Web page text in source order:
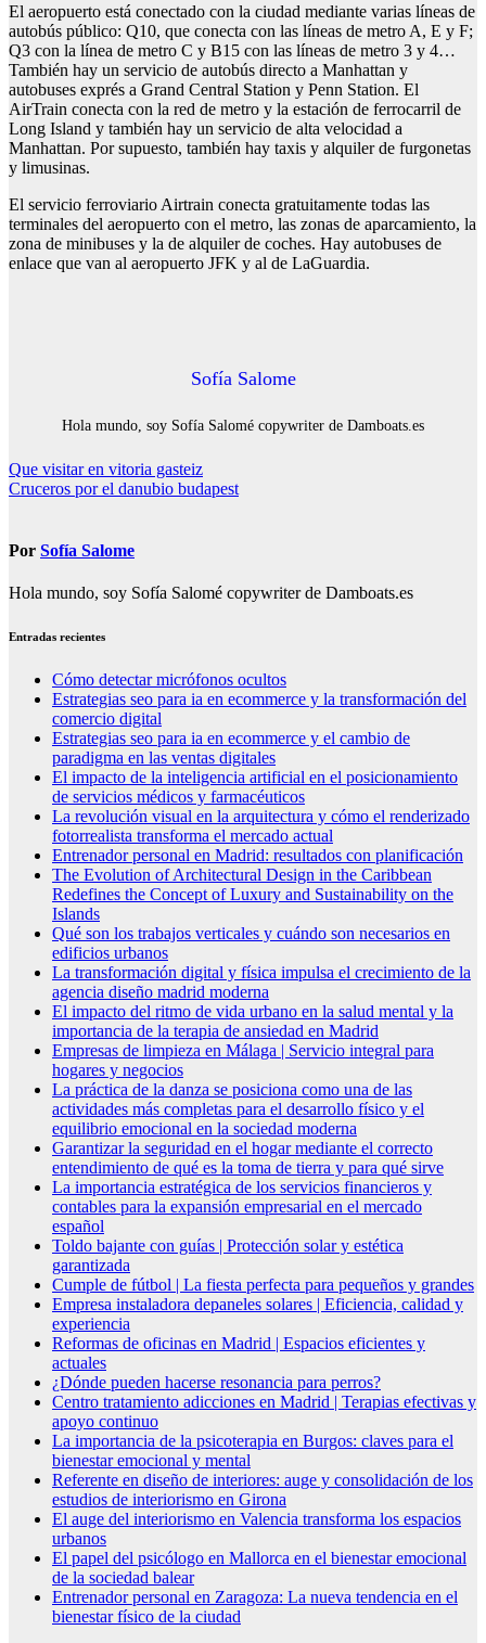
El aeropuerto está conectado con la ciudad mediante varias líneas de
autobús público: Q10, que conecta con las líneas de metro A, E y F;
Q3 con la línea de metro C y B15 con las líneas de metro 3 y 4…
También hay un servicio de autobús directo a Manhattan y
autobuses exprés a Grand Central Station y Penn Station. El
AirTrain conecta con la red de metro y la estación de ferrocarril de
Long Island y también hay un servicio de alta velocidad a
Manhattan. Por supuesto, también hay taxis y alquiler de furgonetas
y limusinas.
El servicio ferroviario Airtrain conecta gratuitamente todas las
terminales del aeropuerto con el metro, las zonas de aparcamiento, la
zona de minibuses y la de alquiler de coches. Hay autobuses de
enlace que van al aeropuerto JFK y al de LaGuardia.
Sofía Salome
Hola mundo, soy Sofía Salomé copywriter de Damboats.es
Navegación
de
Que visitar en vitoria gasteiz
Cruceros por el danubio budapest
Por Sofía Salome
Hola mundo, soy Sofía Salomé copywriter de Damboats.es
Entradas recientes
Cómo detectar micrófonos ocultos
Estrategias seo para ia en ecommerce y la transformación del
comercio digital
Estrategias seo para ia en ecommerce y el cambio de
paradigma en las ventas digitales
El impacto de la inteligencia artificial en el posicionamiento
de servicios médicos y farmacéuticos
La revolución visual en la arquitectura y cómo el renderizado
fotorrealista transforma el mercado actual
Entrenador personal en Madrid: resultados con planificación
The Evolution of Architectural Design in the Caribbean
Redefines the Concept of Luxury and Sustainability on the
Islands
Qué son los trabajos verticales y cuándo son necesarios en
edificios urbanos
La transformación digital y física impulsa el crecimiento de la
agencia diseño madrid moderna
El impacto del ritmo de vida urbano en la salud mental y la
importancia de la terapia de ansiedad en Madrid
Empresas de limpieza en Málaga | Servicio integral para
hogares y negocios
La práctica de la danza se posiciona como una de las
actividades más completas para el desarrollo físico y el
equilibrio emocional en la sociedad moderna
Garantizar la seguridad en el hogar mediante el correcto
entendimiento de qué es la toma de tierra y para qué sirve
La importancia estratégica de los servicios financieros y
contables para la expansión empresarial en el mercado
español
Toldo bajante con guías | Protección solar y estética
garantizada
Cumple de fútbol | La fiesta perfecta para pequeños y grandes
Empresa instaladora depaneles solares | Eficiencia, calidad y
experiencia
Reformas de oficinas en Madrid | Espacios eficientes y
actuales
¿Dónde pueden hacerse resonancia para perros?
Centro tratamiento adicciones en Madrid | Terapias efectivas y
apoyo continuo
La importancia de la psicoterapia en Burgos: claves para el
bienestar emocional y mental
Referente en diseño de interiores: auge y consolidación de los
estudios de interiorismo en Girona
El auge del interiorismo en Valencia transforma los espacios
urbanos
El papel del psicólogo en Mallorca en el bienestar emocional
de la sociedad balear
Entrenador personal en Zaragoza: La nueva tendencia en el
bienestar físico de la ciudad